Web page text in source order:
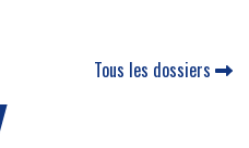
Tous les dossiers